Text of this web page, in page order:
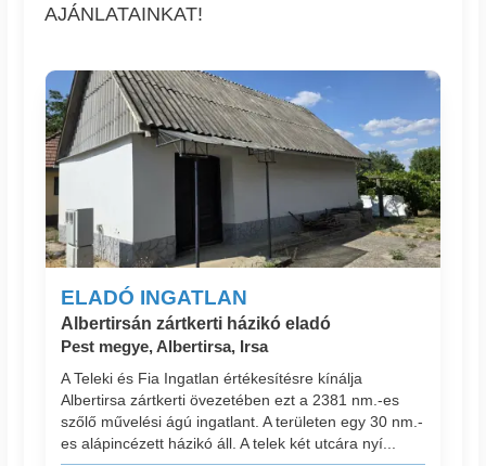
AJÁNLATAINKAT!
ELADÓ INGATLAN
Albertirsán zártkerti házikó eladó
Pest megye, Albertirsa, Irsa
A Teleki és Fia Ingatlan értékesítésre kínálja
Albertirsa zártkerti övezetében ezt a 2381 nm.-es
szőlő művelési ágú ingatlant. A területen egy 30 nm.-
es alápincézett házikó áll. A telek két utcára nyí...